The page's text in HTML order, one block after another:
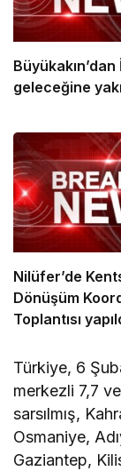
Büyükakın’dan
geleceğine
Nilüfer’de
Dönüşüm
Toplantısı
Türkiye, 6
merkezli 7,7
sarsılmış,
Osmaniye,
Gaziantep,